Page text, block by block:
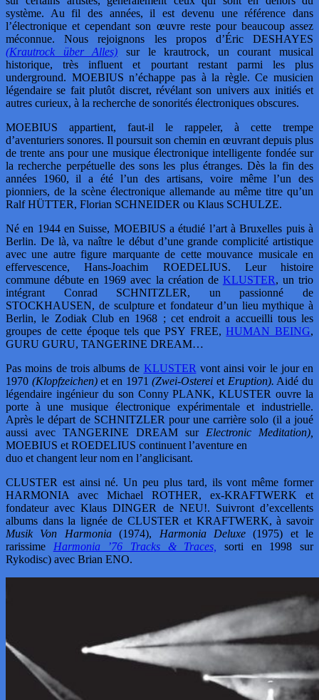
système. Au fil des années, il est devenu une référence dans
l’électronique et cependant son œuvre reste pour beaucoup assez
méconnue. Nous rejoignons les propos d’Éric DESHAYES
(Krautrock über Alles) sur le krautrock, un courant musical
historique, très influent et pourtant restant parmi les plus
underground. MOEBIUS n’échappe pas à la règle. Ce musicien
légendaire se fait plutôt discret, révélant son univers aux initiés et
autres curieux, à la recherche de sonorités électroniques obscures.
MOEBIUS appartient, faut-il le rappeler, à cette trempe
d’aventuriers sonores. Il poursuit son chemin en œuvrant depuis plus
de trente ans pour une musique électronique intelligente fondée sur
la recherche perpétuelle des sons les plus étranges. Dès la fin des
années 1960, il a été l’un des artisans, voire même l’un des
pionniers, de la scène électronique allemande au même titre qu’un
Ralf HÜTTER, Florian SCHNEIDER ou Klaus SCHULZE.
Né en 1944 en Suisse, MOEBIUS a étudié l’art à Bruxelles puis à
Berlin. De là, va naître le début d’une grande complicité artistique
avec une autre figure marquante de cette mouvance musicale en
effervescence, Hans-Joachim ROEDELIUS. Leur histoire
commune débute en 1969 avec la création de KLUSTER, un trio
intégrant Conrad SCHNITZLER, un passionné de
STOCKHAUSEN, de sculpture et fondateur d’un lieu mythique à
Berlin, le Zodiak Club en 1968 ; cet endroit a accueilli tous les
groupes de cette époque tels que PSY FREE,HUMAN BEING,
GURU GURU, TANGERINE DREAM…
Pas moins de trois albums de KLUSTER vont ainsi voir le jour en
1970 (Klopfzeichen)et en 1971(Zwei-Osterei et Eruption). Aidé du
légendaire ingénieur du son Conny PLANK, KLUSTER ouvre la
porte à une musique électronique expérimentale et industrielle.
Après le départ de SCHNITZLER pour une carrière solo (il a joué
aussi avec TANGERINE DREAM sur Electronic Meditation),
MOEBIUS et ROEDELIUS continuent l’aventure en
duo et changent leur nom en l’anglicisant.
CLUSTER est ainsi né. Un peu plus tard, ils vont même former
HARMONIA avec Michael ROTHER, ex-KRAFTWERK et
fondateur avec Klaus DINGER de NEU!. Suivront d’excellents
albums dans la lignée de CLUSTER et KRAFTWERK, à savoir
Musik Von Harmonia(1974), Harmonia Deluxe(1975) et le
rarissime Harmonia ’76 Tracks & Traces,
sorti en 1998 sur
Rykodisc) avec Brian ENO.